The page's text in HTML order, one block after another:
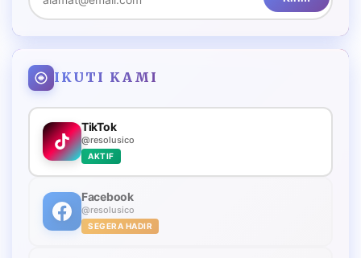
IKUTI KAMI
TikTok
@resolusico
AKTIF
Facebook
@resolusico
SEGERA HADIR